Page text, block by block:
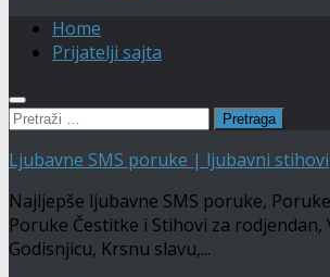
Home
Prijatelji sajta
Pretraga:
Ljubavne SMS poruke | ljubavni stihovi
Najljepše ljubavne SMS poruke,
Poruke Čestitke i Stihovi za rodjendan,
Godisnjicu, Krsnu slavu,...